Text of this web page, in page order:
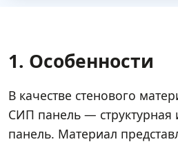
1. Особенности
В качестве стенового
СИП панель — структурная
панель. Материал